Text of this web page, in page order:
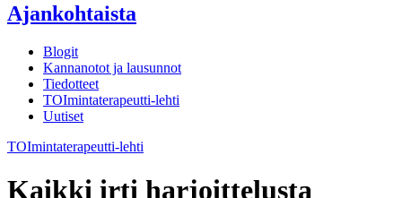
Ajankohtaista
Blogit
Kannanotot ja lausunnot
Tiedotteet
TOImintaterapeutti-lehti
Uutiset
TOImintaterapeutti-lehti
Kaikki irti harjoittelusta